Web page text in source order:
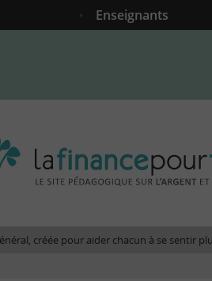
Enseignants
créée pour aider chacun à se sentir